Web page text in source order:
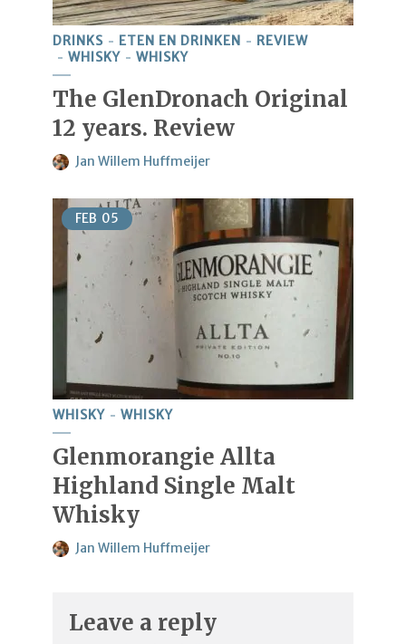
DRINKS ETEN EN DRINKEN
REVIEW
WHISKY
WHISKY
The GlenDronach Original
12 years. Review
Jan Willem Huffmeijer
FEB 05
WHISKY WHISKY
Glenmorangie Allta
Highland Single Malt
Whisky
Jan Willem Huffmeijer
Leave a reply